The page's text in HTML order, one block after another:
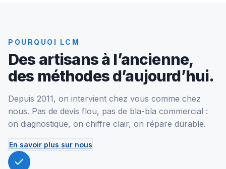
POURQUOI LCM
Des artisans à l’ancienne,
des méthodes d’aujourd’hui.
Depuis 2011, on intervient chez vous comme chez
nous. Pas de devis flou, pas de bla-bla commercial :
on diagnostique, on chiffre clair, on répare durable.
En savoir plus sur nous